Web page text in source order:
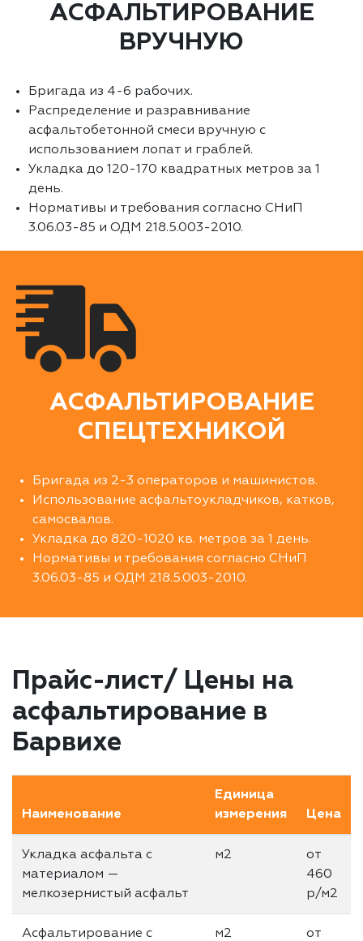
АСФАЛЬТИРОВАНИЕ
ВРУЧНУЮ
Бригада из 4-6 рабочих.
Распределение и разравнивание
асфальтобетонной смеси вручную с
использованием лопат и граблей.
Укладка до 120-170 квадратных метров за 1
день.
Нормативы и требования согласно СНиП
3.06.03-85 и ОДМ 218.5.003-2010.
АСФАЛЬТИРОВАНИЕ
СПЕЦТЕХНИКОЙ
Бригада из 2-3 операторов и машинистов.
Использование асфальтоукладчиков, катков,
самосвалов.
Укладка до 820-1020 кв. метров за 1 день.
Нормативы и требования согласно СНиП
3.06.03-85 и ОДМ 218.5.003-2010.
Прайс-лист/ Цены на
асфальтирование в
Барвихе
Наименование
Единица
измерения
Цена
Укладка асфальта с
материалом —
мелкозернистый асфальт
м2
от
460
р/м2
Асфальтирование с
м2
от